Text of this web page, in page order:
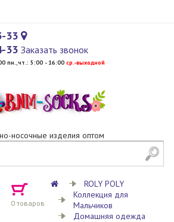
33
33 Заказать звонок
пн.,чт.: 5:00 - 16:00 cр.-выходной
носочные изделия оптом
0 товаров
ROLY POLY
Коллекция для
Мальчиков
Домашняя одежда